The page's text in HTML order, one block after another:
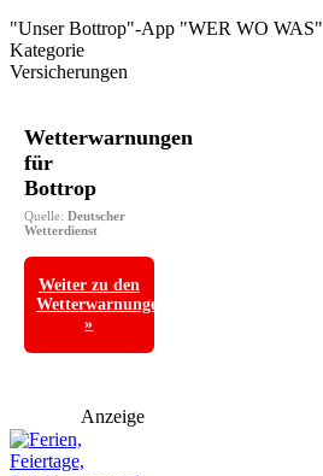
"Unser Bottrop"-App "WER WO WAS"
Kategorie
Versicherungen
Wetterwarnungen
für
Bottrop
Quelle: Deutscher
Wetterdienst
Weiter zu den
Wetterwarnungen
»
Anzeige